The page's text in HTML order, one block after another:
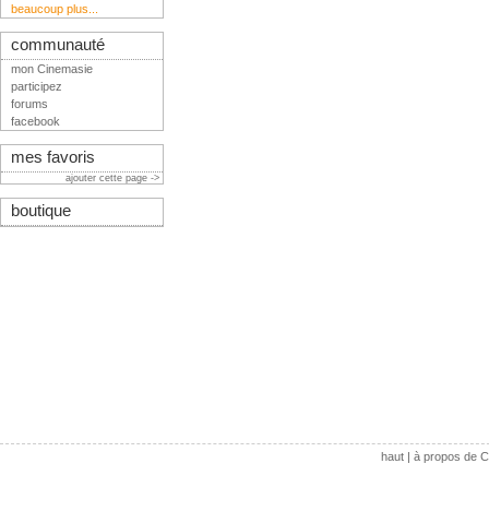
beaucoup plus...
communauté
mon Cinemasie
participez
forums
facebook
mes favoris
ajouter cette page ->
boutique
haut| à propos de